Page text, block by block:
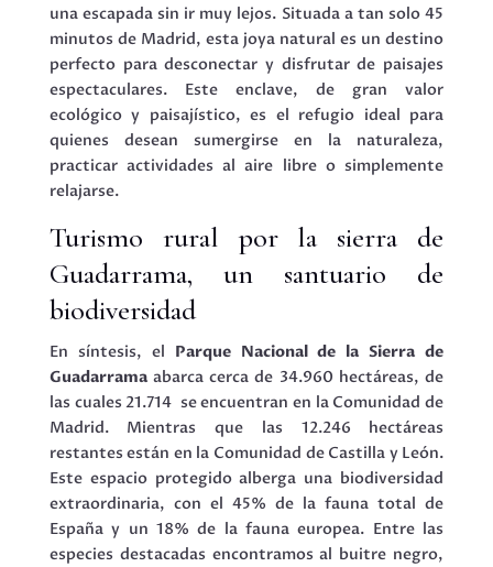
una escapada sin ir muy lejos. Situada a tan solo 45
minutos de Madrid, esta joya natural es un destino
perfecto para desconectar y disfrutar de paisajes
espectaculares. Este enclave, de gran valor
ecológico y paisajístico, es el refugio ideal para
quienes desean sumergirse en la naturaleza,
practicar actividades al aire libre o simplemente
relajarse.
Turismo rural por la sierra de
Guadarrama, un santuario de
biodiversidad
En síntesis, el Parque Nacional de la Sierra de
Guadarramaabarca cerca de 34.960 hectáreas, de
las cuales 21.714 se encuentran en la Comunidad de
Madrid. Mientras que las 12.246 hectáreas
restantes están en la Comunidad de Castilla y León.
Este espacio protegido alberga una biodiversidad
extraordinaria, con el 45% de la fauna total de
España y un 18% de la fauna europea. Entre las
especies destacadas encontramos al buitre negro,